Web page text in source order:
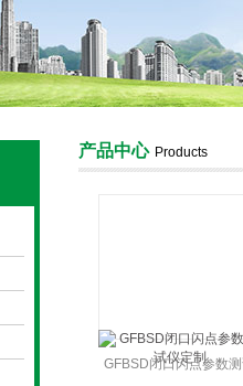
产品中心 Products
GFBSD闭口闪点参数